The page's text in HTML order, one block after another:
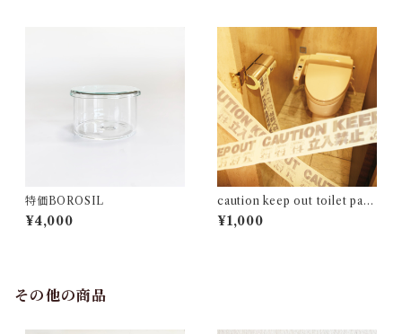
特価BOROSIL
¥4,000
caution keep out toilet pap
er
¥1,000
その他の商品